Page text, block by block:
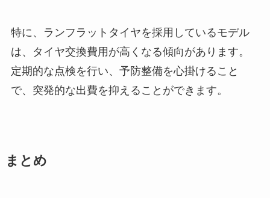
特に、ランフラットタイヤを採用しているモデル
は、タイヤ交換費用が高くなる傾向があります。
定期的な点検を行い、予防整備を心掛けること
で、突発的な出費を抑えることができます。
まとめ